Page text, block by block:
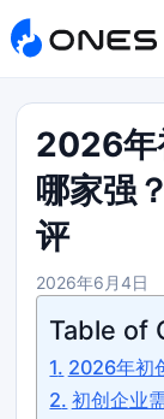
2026年
哪家强
评
2026年6月4日
Table of
2026年初
初创企业